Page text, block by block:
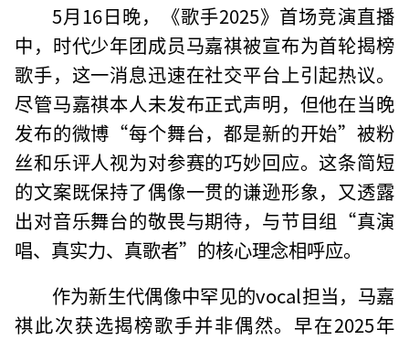
5月16日晚，《歌手2025》首场竞演直播
中，时代少年团成员马嘉祺被宣布为首轮揭榜
歌手，这一消息迅速在社交平台上引起热议。
尽管马嘉祺本人未发布正式声明，但他在当晚
发布的微博“每个舞台，都是新的开始”被粉
丝和乐评人视为对参赛的巧妙回应。这条简短
的文案既保持了偶像一贯的谦逊形象，又透露
出对音乐舞台的敬畏与期待，与节目组“真演
唱、真实力、真歌者”的核心理念相呼应。
作为新生代偶像中罕见的vocal担当，马嘉
祺此次获选揭榜歌手并非偶然。早在2025年